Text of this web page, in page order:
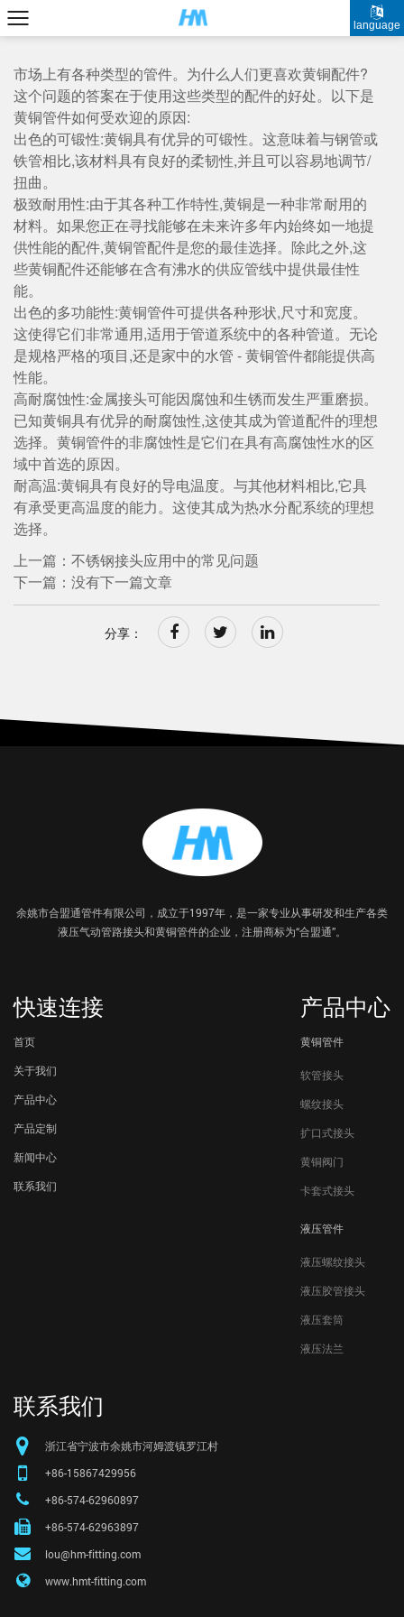
language
市场上有各种类型的管件。为什么人们更喜欢黄铜配件?
这个问题的答案在于使用这些类型的配件的好处。以下是
黄铜管件如何受欢迎的原因:
出色的可锻性:黄铜具有优异的可锻性。这意味着与钢管或
铁管相比,该材料具有良好的柔韧性,并且可以容易地调节/
扭曲。
极致耐用性:由于其各种工作特性,黄铜是一种非常耐用的
材料。如果您正在寻找能够在未来许多年内始终如一地提
供性能的配件,黄铜管配件是您的最佳选择。除此之外,这
些黄铜配件还能够在含有沸水的供应管线中提供最佳性
能。
出色的多功能性:黄铜管件可提供各种形状,尺寸和宽度。
这使得它们非常通用,适用于管道系统中的各种管道。无论
是规格严格的项目,还是家中的水管 - 黄铜管件都能提供高
性能。
高耐腐蚀性:金属接头可能因腐蚀和生锈而发生严重磨损。
已知黄铜具有优异的耐腐蚀性,这使其成为管道配件的理想
选择。黄铜管件的非腐蚀性是它们在具有高腐蚀性水的区
域中首选的原因。
耐高温:黄铜具有良好的导电温度。与其他材料相比,它具
有承受更高温度的能力。这使其成为热水分配系统的理想
选择。
上一篇：不锈钢接头应用中的常见问题
下一篇：没有下一篇文章
分享：
余姚市合盟通管件有限公司，成立于1997年，是一家专业从事研发和生产各类
液压气动管路接头和黄铜管件的企业，注册商标为“合盟通”。
快速连接
首页
关于我们
产品中心
产品定制
新闻中心
联系我们
产品中心
黄铜管件
软管接头
螺纹接头
扩口式接头
黄铜阀门
卡套式接头
液压管件
液压螺纹接头
液压胶管接头
液压套筒
液压法兰
联系我们
浙江省宁波市余姚市河姆渡镇罗江村
+86-15867429956
+86-574-62960897
+86-574-62963897
lou@hm-fitting.com
www.hmt-fitting.com